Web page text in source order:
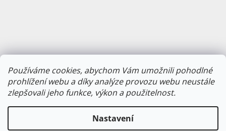
Používáme cookies, abychom Vám umožnili pohodlné
prohlížení webu a díky analýze provozu webu neustále
zlepšovali jeho funkce, výkon a použitelnost.
Nastavení
E-mailová adresa